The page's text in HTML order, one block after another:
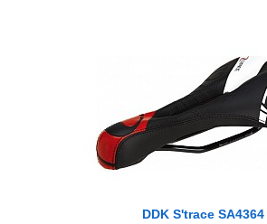
DDK S'trace SA4364